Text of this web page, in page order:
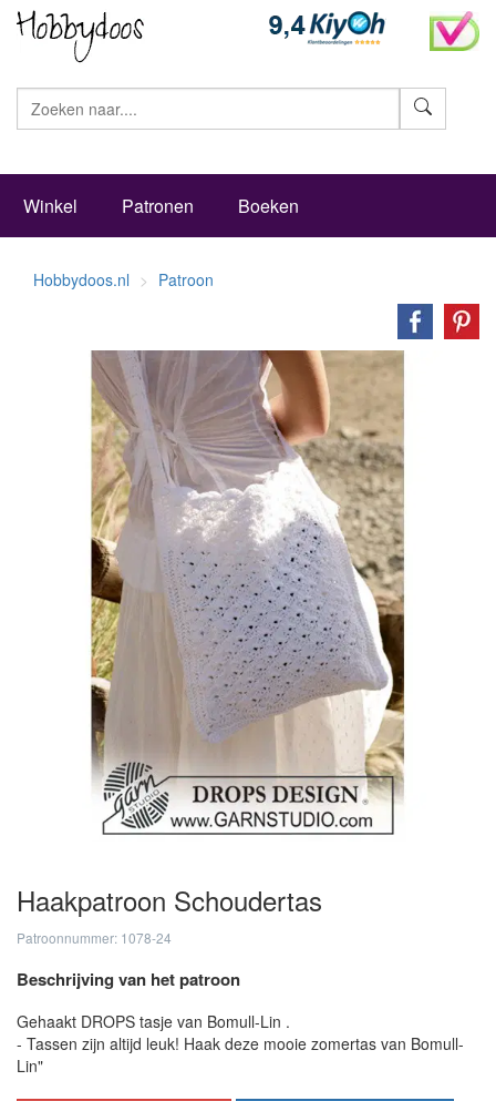
Winkel Patronen Boeken
Hobbydoos.nl Patroon
Haakpatroon Schoudertas
Patroonnummer: 1078-24
Beschrijving van het patroon
Gehaakt DROPS tasje van Bomull-Lin .
- Tassen zijn altijd leuk! Haak deze mooie zomertas van Bomull-
Lin"